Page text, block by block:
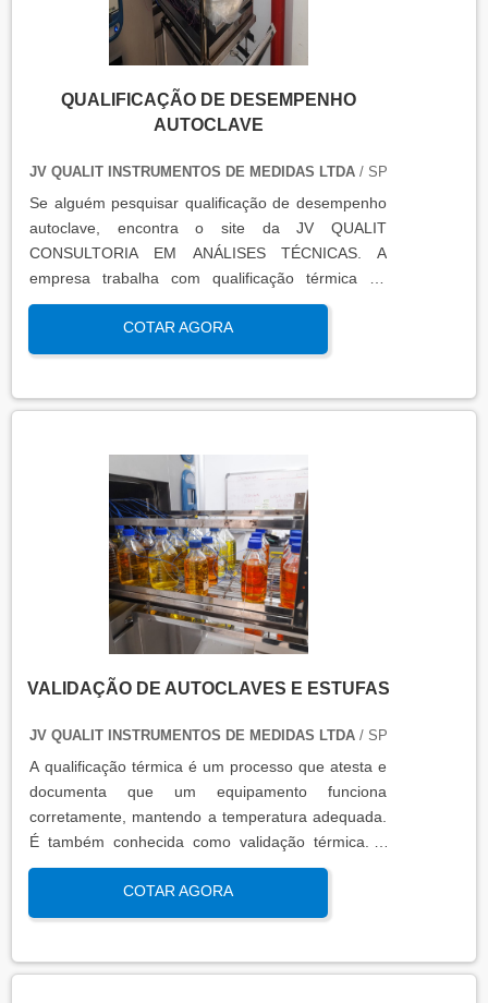
QUALIFICAÇÃO DE DESEMPENHO
AUTOCLAVE
JV QUALIT INSTRUMENTOS DE MEDIDAS LTDA/ SP
Se alguém pesquisar qualificação de desempenho
autoclave, encontra o site da JV QUALIT
CONSULTORIA EM ANÁLISES TÉCNICAS. A
empresa trabalha com qualificação térmica de
equipamentos e engenharia, disponibilizando o que
há de mais atual para garantir a qualidade final
para seus clientes.
COTAR AGORA
VALIDAÇÃO DE AUTOCLAVES E ESTUFAS
JV QUALIT INSTRUMENTOS DE MEDIDAS LTDA/ SP
A qualificação térmica é um processo que atesta e
documenta que um equipamento funciona
corretamente, mantendo a temperatura adequada.
É também conhecida como validação térmica. A
qualificação térmica é importante para garantir a
qualidade e eficiência de equipamentos que
precisam de controle de temperatura. É aplicada a
produtos, como autoclaves, estufas, câmaras frias,
COTAR AGORA